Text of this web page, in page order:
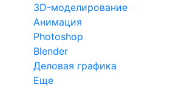
3D-моделирование
Анимация
Photoshop
Blender
Деловая графика
Еще